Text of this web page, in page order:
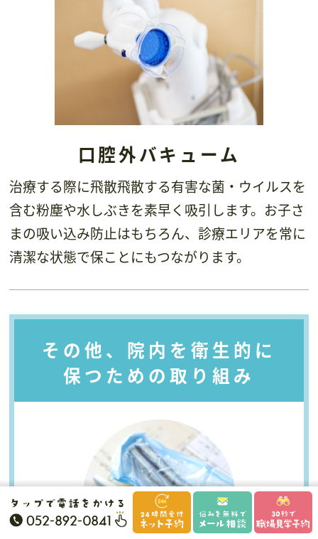
口腔外バキューム
治療する際に飛散飛散する有害な菌・ウイルスを
含む粉塵や水しぶきを素早く吸引します。お子さ
まの吸い込み防止はもちろん、診療エリアを常に
清潔な状態で保ことにもつながります。
その他、院内を衛生的に
保つための取り組み